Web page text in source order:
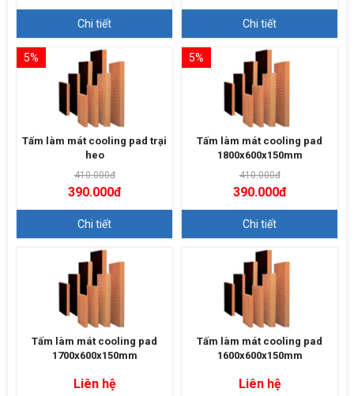
Chi tiết Chi tiết
5%
Tấm làm mát cooling pad trại
heo
410.000đ
390.000đ
Chi tiết
5%
Tấm làm mát cooling pad
1800x600x150mm
410.000đ
390.000đ
Chi tiết
Tấm làm mát cooling pad
1700x600x150mm
Liên hệ
Tấm làm mát cooling pad
1600x600x150mm
Liên hệ